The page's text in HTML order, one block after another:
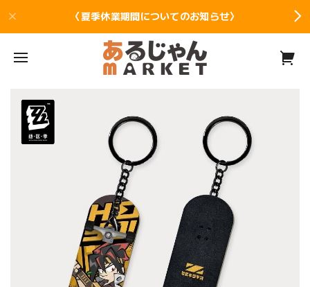
〈夏季休業期間についてのお知らせ〉